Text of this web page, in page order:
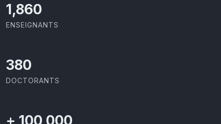
1,973
ENSEIGNANTS
403
DOCTORANTS
+ 100,000